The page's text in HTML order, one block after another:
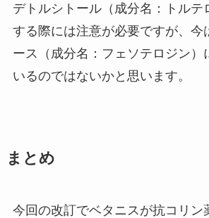
デトルシトール（成分名：トルテ
する際には注意が必要ですが、今
ース（成分名：フェソテロジン）
いるのではないかと思います。
まとめ
今回の改訂でベタニスが抗コリン